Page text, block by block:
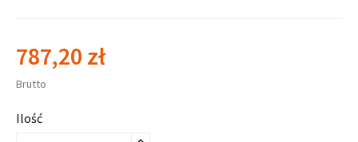
787,20 zł
Brutto
Ilość